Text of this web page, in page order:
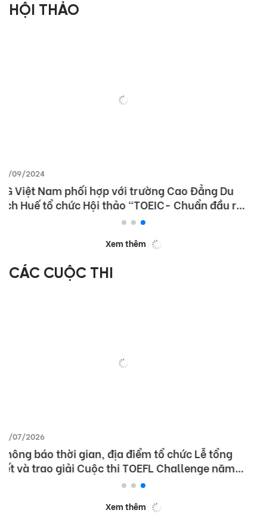
HỘI THẢO
09/09/2024
Visionary Leaders Summit: Future Forward with
English Proficiency – Các giải pháp triển khai bài
thi TOEIC hiệu quả trong nhà trường và doanh
Xem thêm
CÁC CUỘC THI
01/07/2026
Thông báo thời gian và địa điểm tổ chức Lễ Tổng
kết và Trao giải Quốc gia Cuộc thi MOS World
Xem thêm